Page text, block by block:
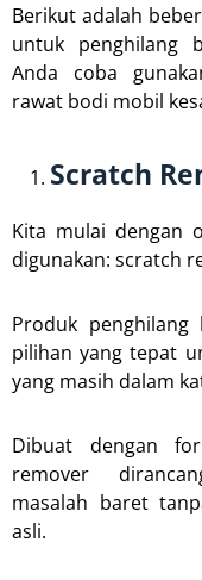
Berikut adalah
untuk penghilang
Anda coba
rawat bodi mobil
Scratch
Kita mulai dengan
digunakan: scratch
Produk
pilihan yang tepat
yang masih dalam
Dibuat dengan
remover
masalah baret
asli.